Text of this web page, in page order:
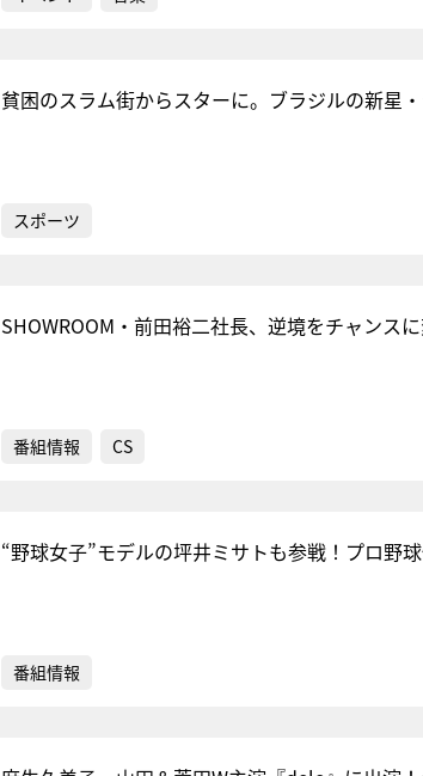
貧困のスラム街からスターに。ブラジルの新星
スポーツ
SHOWROOM・前田裕二社長、逆境をチャンス
番組情報 CS
“野球女子”モデルの坪井ミサトも参戦！プロ野
番組情報